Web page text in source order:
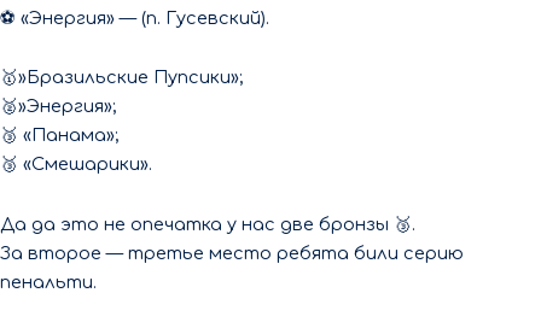
⚽️ «Энергия» — (п. Гусевский).
🥇»Бразильские Пупсики»;
🥈»Энергия»;
🥉 «Панама»;
🥉 «Смешарики».
Да да это не опечатка у нас две бронзы 🥉.
За второе — третье место ребята били серию
пенальти.